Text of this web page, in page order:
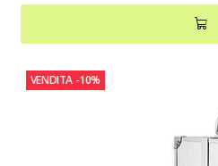
VENDITA -10%